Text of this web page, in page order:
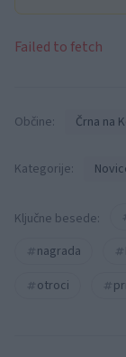
Failed to fetch
Občine: Črna na
Kategorije:
Ključne besede:
nagrada
otroci